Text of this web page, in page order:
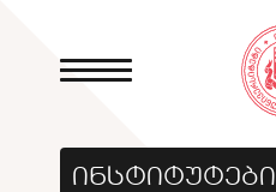
ᲘᲜᲡᲢᲘᲢᲣᲢᲔᲑᲘ